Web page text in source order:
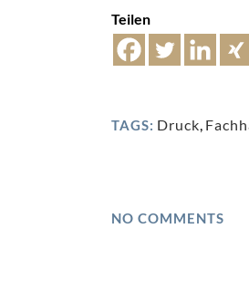
Teilen
TAGS: Druck,
NO COMMENTS